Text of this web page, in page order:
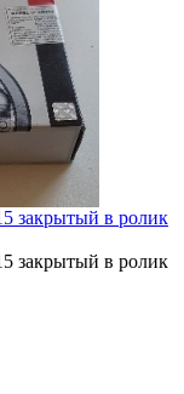
закрытый в ролик
закрытый в ролик